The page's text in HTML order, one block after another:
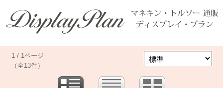
1 / 1ページ
（全13件）